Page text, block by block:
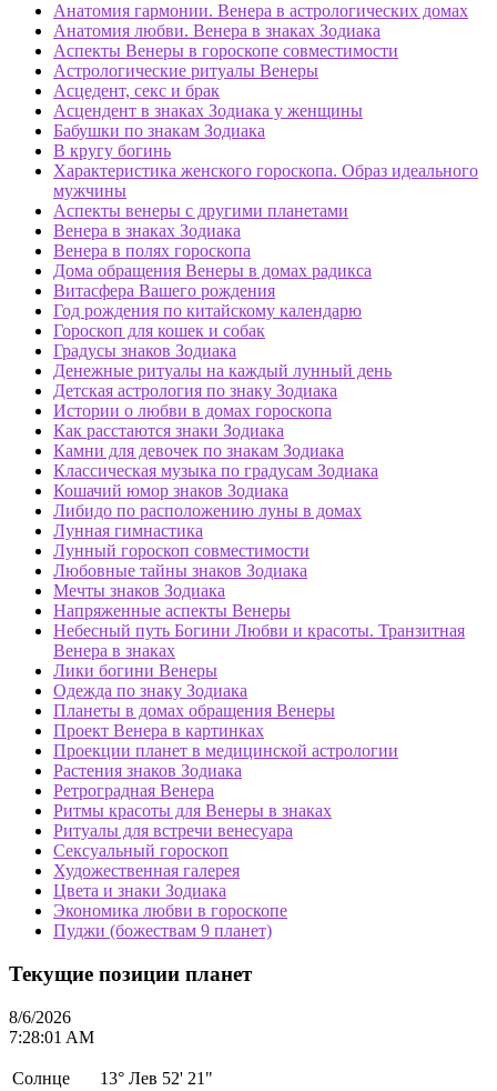
Анатомия гармонии. Венера в астрологических домах
Анатомия любви. Венера в знаках Зодиака
Аспекты Венеры в гороскопе совместимости
Астрологические ритуалы Венеры
Асцедент, секс и брак
Асцендент в знаках Зодиака у женщины
Бабушки по знакам Зодиака
В кругу богинь
Характеристика женского гороскопа. Образ идеального
мужчины
Аспекты венеры с другими планетами
Венера в знаках Зодиака
Венера в полях гороскопа
Дома обращения Венеры в домах радикса
Витасфера Вашего рождения
Год рождения по китайскому календарю
Гороскоп для кошек и собак
Градусы знаков Зодиака
Денежные ритуалы на каждый лунный день
Детская астрология по знаку Зодиака
Истории о любви в домах гороскопа
Как расстаются знаки Зодиака
Камни для девочек по знакам Зодиака
Классическая музыка по градусам Зодиака
Кошачий юмор знаков Зодиака
Либидо по расположению луны в домах
Лунная гимнастика
Лунный гороскоп совместимости
Любовные тайны знаков Зодиака
Мечты знаков Зодиака
Напряженные аспекты Венеры
Небесный путь Богини Любви и красоты. Транзитная
Венера в знаках
Лики богини Венеры
Одежда по знаку Зодиака
Планеты в домах обращения Венеры
Проект Венера в картинках
Проекции планет в медицинской астрологии
Растения знаков Зодиака
Ретроградная Венера
Ритмы красоты для Венеры в знаках
Ритуалы для встречи венесуара
Сексуальный гороскоп
Художественная галерея
Цвета и знаки Зодиака
Экономика любви в гороскопе
Пуджи (божествам 9 планет)
Текущие позиции планет
8/6/2026
7:28:01 AM
Солнце 13° Лев 52' 21"